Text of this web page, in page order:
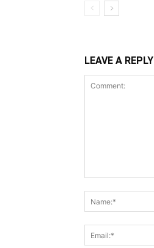
LEAVE A REPLY